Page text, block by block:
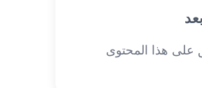
على هذا المحتوى